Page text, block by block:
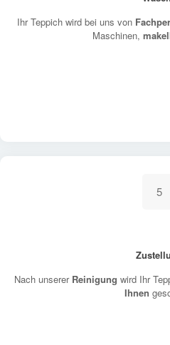
Ihr Teppich wird bei uns von
Maschinen,
5
Nach unserer Reinigung wird Ihr
Ihnen